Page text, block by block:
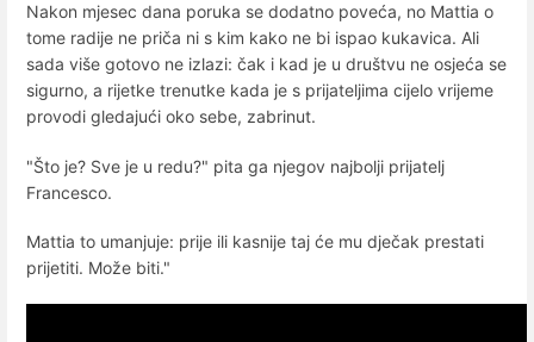
Nakon mjesec dana poruka se dodatno poveća, no Mattia o
tome radije ne priča ni s kim kako ne bi ispao kukavica. Ali
sada više gotovo ne izlazi: čak i kad je u društvu ne osjeća se
sigurno, a rijetke trenutke kada je s prijateljima cijelo vrijeme
provodi gledajući oko sebe, zabrinut.
"Što je? Sve je u redu?" pita ga njegov najbolji prijatelj
Francesco.
Mattia to umanjuje: prije ili kasnije taj će mu dječak prestati
prijetiti. Može biti."